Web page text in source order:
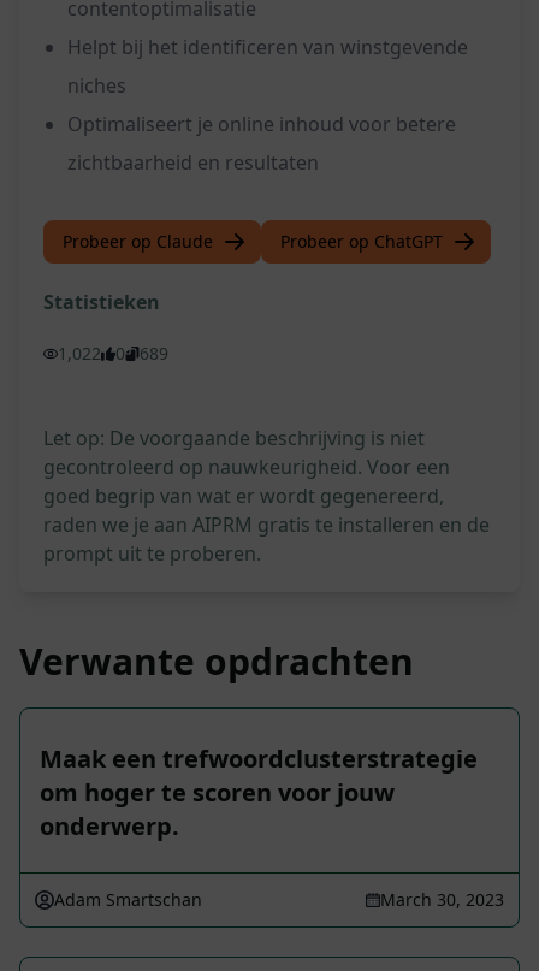
contentoptimalisatie
Helpt bij het identificeren van winstgevende
niches
Optimaliseert je online inhoud voor betere
zichtbaarheid en resultaten
Probeer op Claude Probeer op ChatGPT
Statistieken
1,022 0 689
Let op: De voorgaande beschrijving is niet
gecontroleerd op nauwkeurigheid. Voor een
goed begrip van wat er wordt gegenereerd,
raden we je aan AIPRM gratis te installeren en de
prompt uit te proberen.
Verwante opdrachten
Maak een trefwoordclusterstrategie
om hoger te scoren voor jouw
onderwerp.
Adam Smartschan March 30, 2023